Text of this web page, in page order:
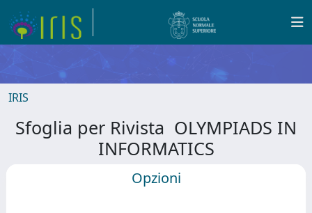
IRIS
Sfoglia per Rivista OLYMPIADS IN
INFORMATICS
Opzioni